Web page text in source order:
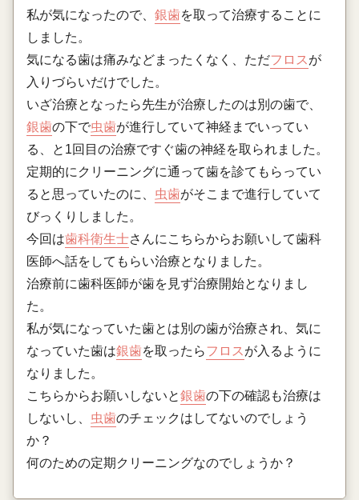
私が気になったので、 銀歯を取って治療することに
しました。
気になる歯は痛みなどまったくなく、ただフロス が
入りづらいだけでした。
いざ治療となったら先生が治療したのは別の歯で、
銀歯の下で虫歯が進行していて神経までいってい
る、と1回目の治療ですぐ歯の神経を取られました。
定期的にクリーニングに通って歯を診てもらってい
ると思っていたのに、 虫歯がそこまで進行していて
びっくりしました。
今回は歯科衛生士さんにこちらからお願いして歯科
医師へ話をしてもらい治療となりました。
治療前に歯科医師が歯を見ず治療開始となりまし
た。
私が気になっていた歯とは別の歯が治療され、気に
なっていた歯は銀歯を取ったらフロス が入るように
なりました。
こちらからお願いしないと銀歯の下の確認も治療は
しないし、 虫歯のチェックはしてないのでしょう
か？
何のための定期クリーニングなのでしょうか？